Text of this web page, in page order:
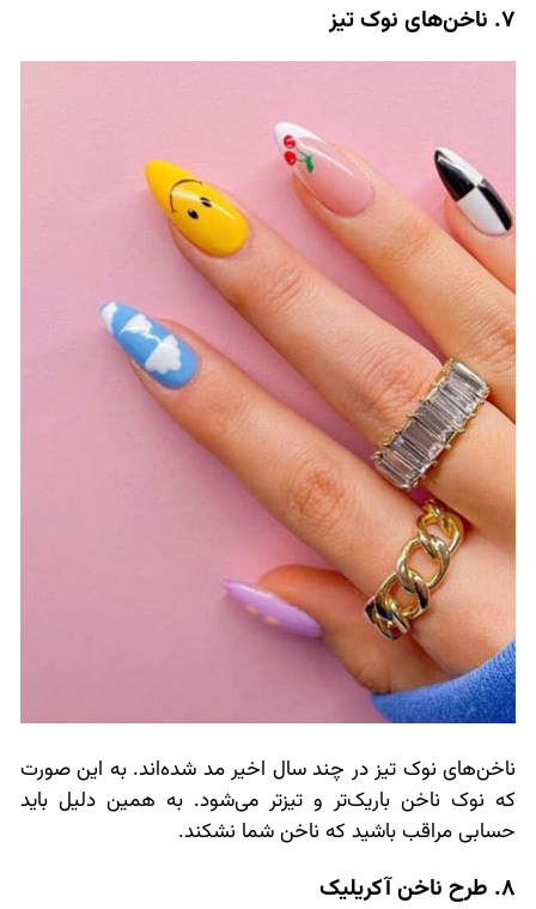
7. ناخن‌های نوک تیز
ناخن‌های نوک تیز در چند سال اخیر مد شده‌اند. به این صورت
که نوک ناخن باریک‌تر و تیزتر می‌شود. به همین دلیل باید
حسابی مراقب باشید که ناخن شما نشکند.
8. طرح ناخن آکریلیک